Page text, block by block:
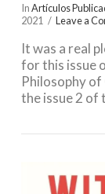
InArtículos
2021
Leave a
It was a real
for this issue
Philosophy
the issue 2 of